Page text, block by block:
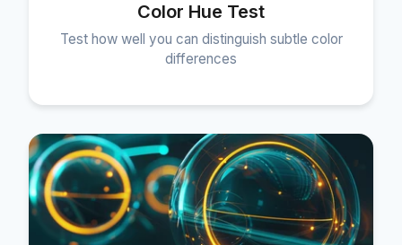
Color Hue Test
Test how well you can distinguish subtle color
differences